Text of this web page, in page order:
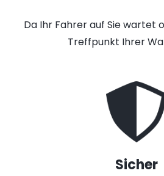
Da Ihr Fahrer auf Sie wartet
Treffpunkt Ihrer
Sicher